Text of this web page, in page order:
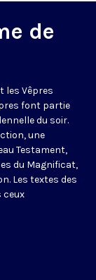
de
les Vêpres
font partie
du soir.
une
Testament,
du Magnificat,
Les textes des
ceux